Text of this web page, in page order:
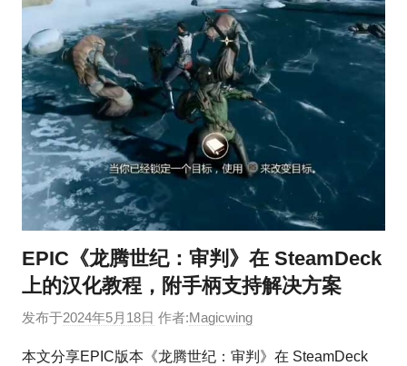
EPIC《龙腾世纪：审判》在 SteamDeck
上的汉化教程，附手柄支持解决方案
发布于2024年5月18日 作者:Magicwing
本文分享EPIC版本《龙腾世纪：审判》在 SteamDeck